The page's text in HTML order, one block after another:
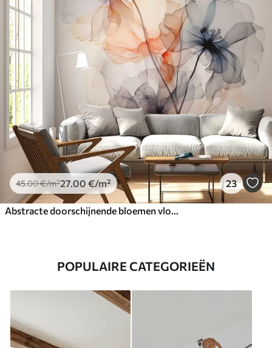
45.00€/m²27 .00 €/m² 23
POPULAIRE CATEGORIEËN